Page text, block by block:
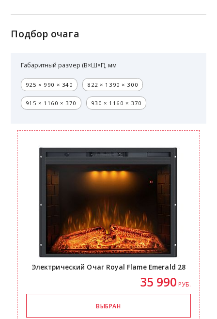
Подбор очага
Габаритный размер (В×Ш×Г), мм
925 × 990 × 340 822 × 1390 × 300
915 × 1160 × 370 930 × 1160 × 370
Электрический Очаг Royal Flame Emerald 28
35 990 РУБ.